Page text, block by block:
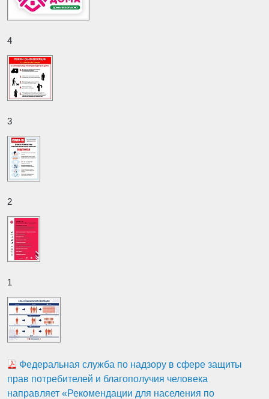
4
3
2
1
Федеральная служба по надзору в сфере защиты
прав потребителей и благополучия человека
направляет «Рекомендации для населения по